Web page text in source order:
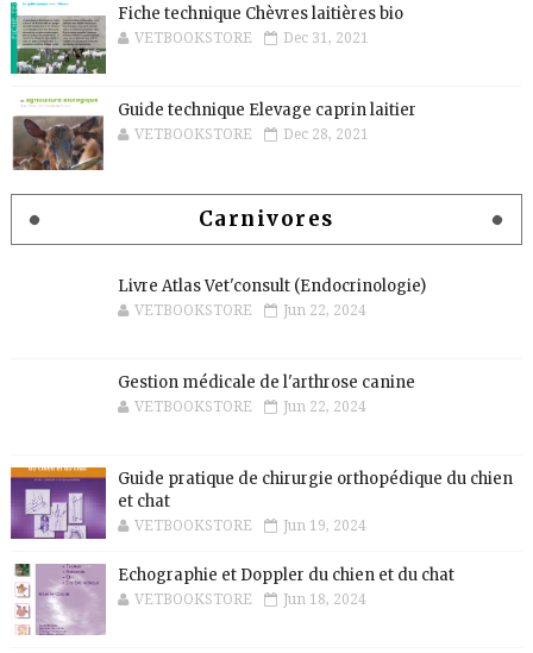
Fiche technique Chèvres laitières bio
VETBOOKSTORE Dec 31, 2021
Guide technique Elevage caprin laitier
VETBOOKSTORE Dec 28, 2021
Carnivores
Livre Atlas Vet'consult (Endocrinologie)
VETBOOKSTORE Jun 22, 2024
Gestion médicale de l'arthrose canine
VETBOOKSTORE Jun 22, 2024
Guide pratique de chirurgie orthopédique du chien
et chat
VETBOOKSTORE Jun 19, 2024
Echographie et Doppler du chien et du chat
VETBOOKSTORE Jun 18, 2024